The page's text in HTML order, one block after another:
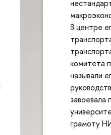
В центре
комитета
называли
грамоту